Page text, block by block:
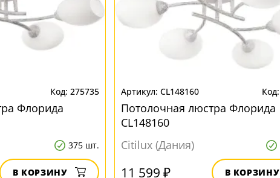
275735
Флорида
375 шт.
В КОРЗИНУ
CL148160
Потолочная люстра Флорида
CL148160
Citilux (Дания)
11 599 ₽ В КОРЗИНУ